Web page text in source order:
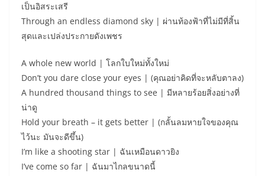
เป็นอิสระเสรี
Through an endless diamond sky | ผ่านท้องฟ้าที่ไม่มีที่สิ้น
สุดและเปล่งประกายดังเพชร
A whole new world | โลกใบใหม่ทั้งใหม่
Don’t you dare close your eyes | (คุณอย่าคิดที่จะหลับตาลง)
A hundred thousand things to see | มีหลายร้อยสิ่งอย่างที่
น่าดู
Hold your breath – it gets better | (กลั้นลมหายใจของคุณ
ไว้นะ มันจะดีขึ้น)
I’m like a shooting star | ฉันเหมือนดาวยิง
I’ve come so far | ฉันมาไกลขนาดนี้